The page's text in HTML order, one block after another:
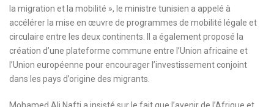
la migration et la mobilité », le ministre tunisien a appelé à
accélérer la mise en œuvre de programmes de mobilité légale et
circulaire entre les deux continents. Il a également proposé la
création d’une plateforme commune entre l’Union africaine et
l’Union européenne pour encourager l’investissement conjoint
dans les pays d’origine des migrants.
Mohamed Ali Nafti a insisté sur le fait que l’avenir de l’Afrique et